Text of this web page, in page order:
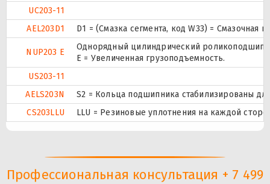
UC203-11
AEL203D1
D1 = (Смазка сегмента, код W33) =
NUP203 E
Однорядный цилиндрический
Е = Увеличенная грузоподъемность.
US203-11
AELS203N
S2 = Кольца подшипника стабилизированы
CS203LLU
LLU = Резиновые уплотнения на каждой
Профессиональная консультация + 7 499